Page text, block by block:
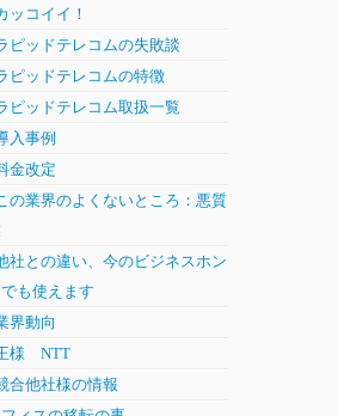
ッコイイ！
ピッドテレコムの失敗談
ピッドテレコムの特徴
ピッドテレコム取扱一覧
入事例
金改定
の業界のよくないところ：悪質
社との違い、今のビジネスホン
も使えます
界動向
様 NTT
合他社様の情報